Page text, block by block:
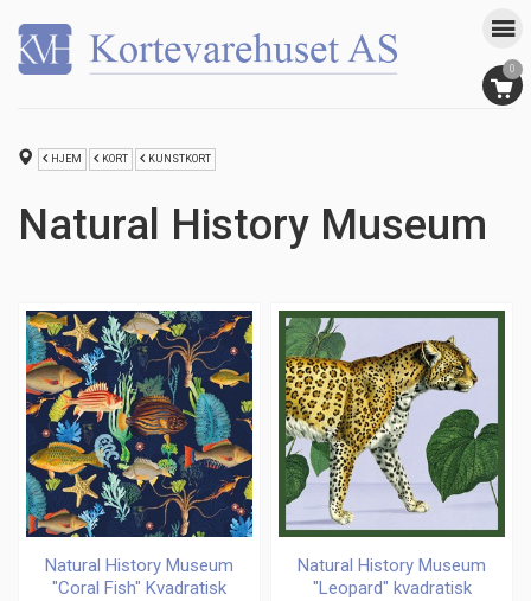
0
HJEM KORT KUNSTKORT
Natural History Museum
Natural History Museum
"Coral Fish" Kvadratisk
Natural History Museum
"Leopard" kvadratisk